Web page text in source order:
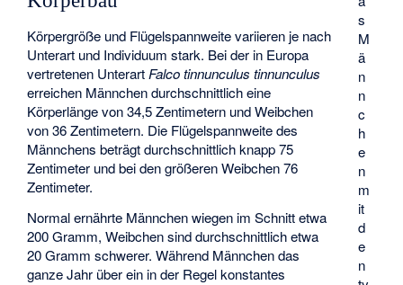
s
M
ä
n
n
c
h
e
n
m
it
d
e
n
Körpergröße und Flügelspannweite variieren je nach
Unterart und Individuum stark. Bei der in Europa
vertretenen Unterart Falco tinnunculus tinnunculus
erreichen Männchen durchschnittlich eine
Körperlänge von 34,5 Zentimetern und Weibchen
von 36 Zentimetern. Die Flügelspannweite des
Männchens beträgt durchschnittlich knapp 75
Zentimeter und bei den größeren Weibchen 76
Zentimeter.
Normal ernährte Männchen wiegen im Schnitt etwa
200 Gramm, Weibchen sind durchschnittlich etwa
20 Gramm schwerer. Während Männchen das
ganze Jahr über ein in der Regel konstantes